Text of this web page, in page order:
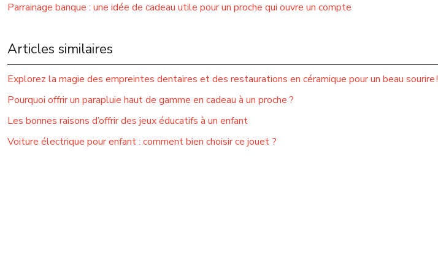
Parrainage banque : une idée de cadeau utile pour un proche qui ouvre un compte
Articles similaires
Explorez la magie des empreintes dentaires et des restaurations en céramique pour un beau sourire !
Pourquoi offrir un parapluie haut de gamme en cadeau à un proche ?
Les bonnes raisons d’offrir des jeux éducatifs à un enfant
Voiture électrique pour enfant : comment bien choisir ce jouet ?